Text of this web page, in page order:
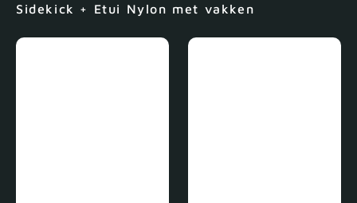
Sidekick + Etui Nylon met vakken